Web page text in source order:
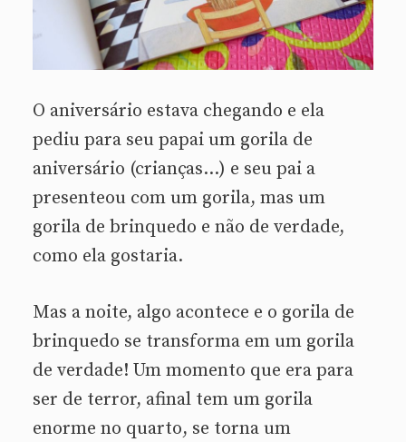
O aniversário estava chegando e ela
pediu para seu papai um gorila de
aniversário (crianças…) e seu pai a
presenteou com um gorila, mas um
gorila de brinquedo e não de verdade,
como ela gostaria.
Mas a noite, algo acontece e o gorila de
brinquedo se transforma em um gorila
de verdade! Um momento que era para
ser de terror, afinal tem um gorila
enorme no quarto, se torna um